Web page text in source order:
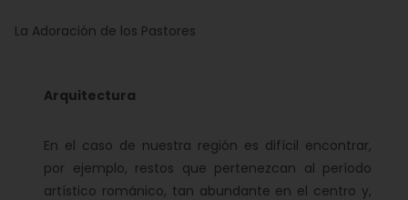
La Adoración de los Pastores
Arquitectura
En el caso de nuestra región es difícil encontrar,
por ejemplo, restos que pertenezcan al período
artístico románico, tan abundante en el centro y,